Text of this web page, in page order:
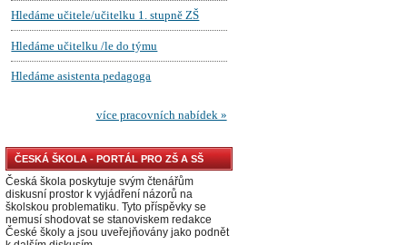
ČESKÁ ŠKOLA - PORTÁL PRO ZŠ A SŠ
Česká škola poskytuje svým čtenářům
diskusní prostor k vyjádření názorů na
školskou problematiku. Tyto příspěvky se
nemusí shodovat se stanoviskem redakce
České školy a jsou uveřejňovány jako podnět